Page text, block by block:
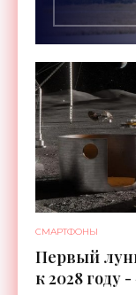
СМАРТФОНЫ
Первый
к 2028 году